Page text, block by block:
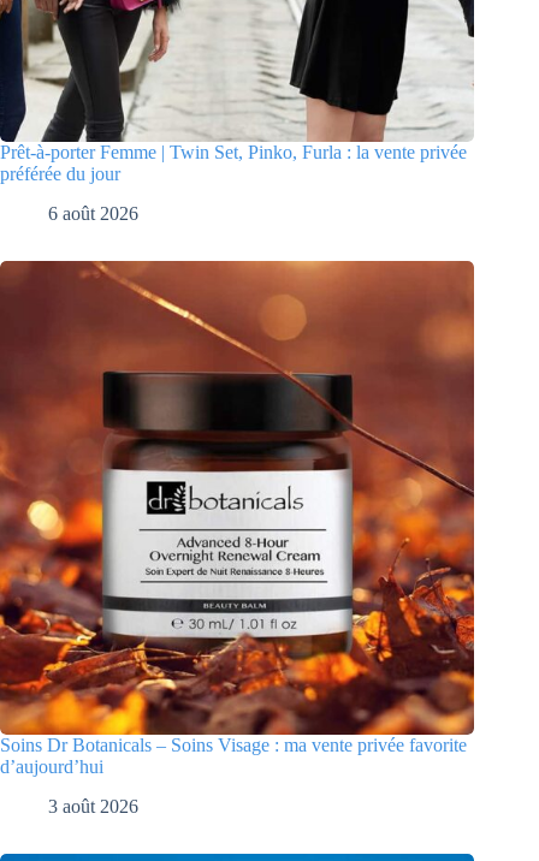
Prêt-à-porter Femme | Twin Set, Pinko, Furla : la vente privée
préférée du jour
6 août 2026
Soins Dr Botanicals – Soins Visage : ma vente privée favorite
d’aujourd’hui
3 août 2026